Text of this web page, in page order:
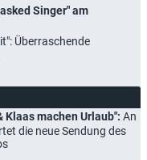
Singer" am
Überraschende
Klaas machen Urlaub": An
die neue Sendung des